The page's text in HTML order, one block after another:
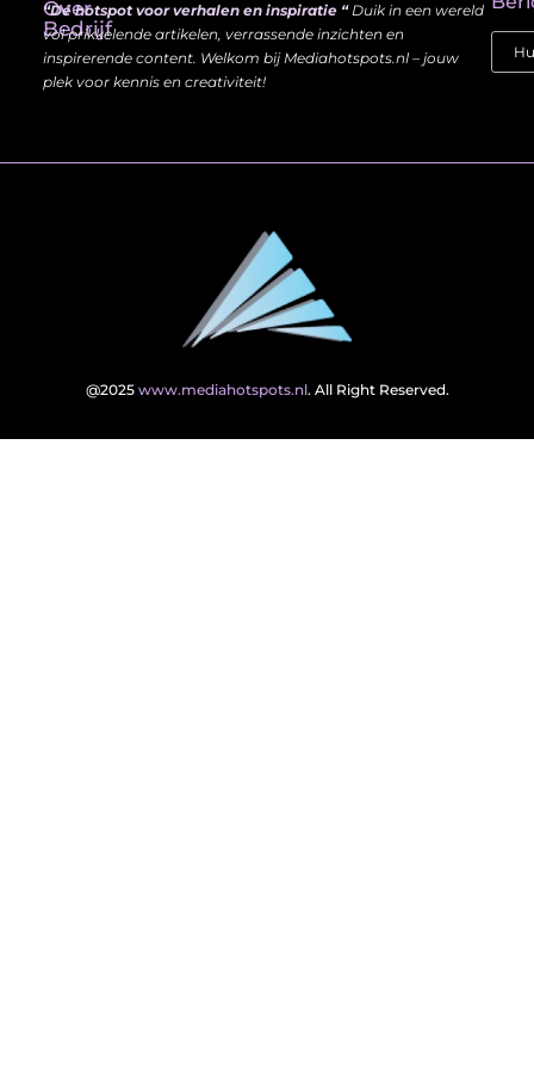
Over
Bedrijf
“Dé hotspot voor verhalen en inspiratie “Duik in een wereld
vol prikkelende artikelen, verrassende inzichten en
inspirerende content. Welkom bij Mediahotspots.nl – jouw
plek voor kennis en creativiteit!
@2025 www.mediahotspots.nl. All Right Reserved.